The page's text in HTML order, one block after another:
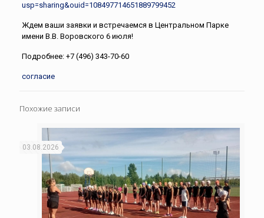
usp=sharing&ouid=108497714651889799452
Ждем ваши заявки и встречаемся в Центральном Парке
имени В.В. Воровского 6 июля!
Подробнее: +7 (496) 343-70-60
согласие
Похожие записи
03.08.2026